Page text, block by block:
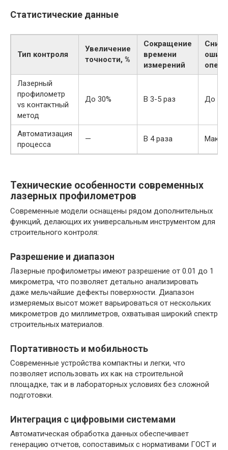
Статистические данные
Тип контроля
Увеличение
точности, %
Сокращение
времени
измерений
Лазерный
профилометр
vs контактный
метод
До 30% В 3-5 раз До
Автоматизация
процесса
— В 4 раза
Технические особенности современных
лазерных профилометров
Современные модели оснащены рядом дополнительных
функций, делающих их универсальным инструментом для
строительного контроля:
Разрешение и диапазон
Лазерные профилометры имеют разрешение от 0.01 до 1
микрометра, что позволяет детально анализировать
даже мельчайшие дефекты поверхности. Диапазон
измеряемых высот может варьироваться от нескольких
микрометров до миллиметров, охватывая широкий спектр
строительных материалов.
Портативность и мобильность
Современные устройства компактны и легки, что
позволяет использовать их как на строительной
площадке, так и в лабораторных условиях без сложной
подготовки.
Интеграция с цифровыми системами
Автоматическая обработка данных обеспечивает
генерацию отчетов, сопоставимых с нормативами ГОСТ и